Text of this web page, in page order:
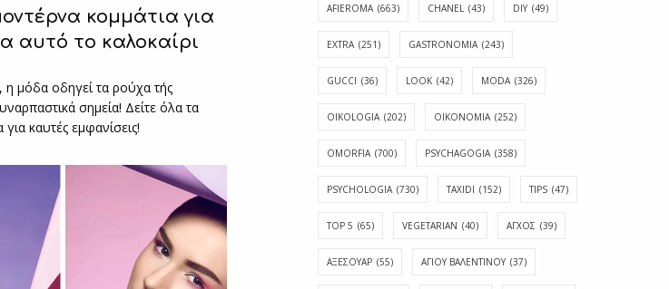
κομμάτια για
αυτό το καλοκαίρι
η μόδα οδηγεί τα ρούχα τής
σημεία! Δείτε όλα τα
καυτές εμφανίσεις!
AFIEROMA (663) CHANEL (43) DIY (49)
EXTRA (251) GASTRONOMIA (243)
GUCCI (36) LOOK (42) MODA (326)
OIKOLOGIA (202) OIKONOMIA (252)
OMORFIA (700) PSYCHAGOGIA (358)
PSYCHOLOGIA (730) TAXIDI (152) TIPS (47)
TOP 5 (65) VEGETARIAN (40) ΑΓΧΟΣ (39)
ΑΞΕΣΟΥΑΡ (55) ΑΓΊΟΥ ΒΑΛΕΝΤΊΝΟΥ (37)